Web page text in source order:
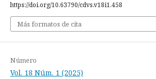
https://doi.org/10.63790/cdvs.v18i1.458
Más formatos de cita
Número
Vol. 18 Núm. 1 (2025)